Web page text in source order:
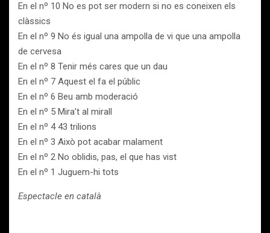
En el nº 10 No es pot ser modern si no es coneixen els
clàssics
En el nº 9 No és igual una ampolla de vi que una ampolla
de cervesa
En el nº 8 Tenir més cares que un dau
En el nº 7 Aquest el fa el públic
En el nº 6 Beu amb moderació
En el nº 5 Mira’t al mirall
En el nº 4 43 trilions
En el nº 3 Això pot acabar malament
En el nº 2 No oblidis, pas, el que has vist
En el nº 1 Juguem-hi tots
Espectacle en català